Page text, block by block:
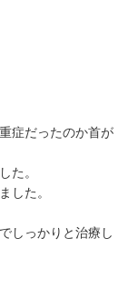
症だったのか首が
た。
した。
しっかりと治療し